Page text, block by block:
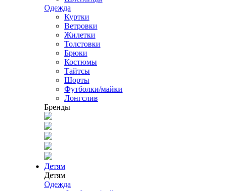
Одежда
Куртки
Ветровки
Жилетки
Толстовки
Брюки
Костюмы
Тайтсы
Шорты
Футболки/майки
Лонгслив
Бренды
Детям
Детям
Одежда